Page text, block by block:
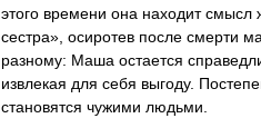
этого времени она находит смысл
сестра», осиротев после смерти
разному: Маша остается
извлекая для себя выгоду.
становятся чужими людьми.